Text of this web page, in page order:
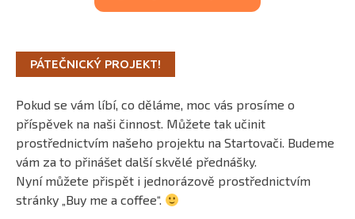
PÁTEČNICKÝ PROJEKT!
Pokud se vám líbí, co děláme, moc vás prosíme o
příspěvek na naši činnost. Můžete tak učinit
prostřednictvím našeho projektu na Startovači. Budeme
vám za to přinášet další skvělé přednášky.
Nyní můžete přispět i jednorázově prostřednictvím
stránky „Buy me a coffee“.